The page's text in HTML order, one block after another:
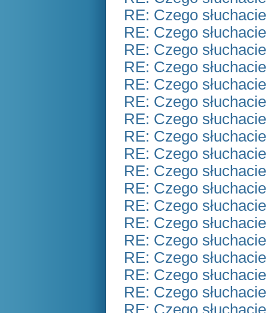
RE: Czego
RE: Czego
RE: Czego
RE: Czego
RE: Czego
RE: Czego
RE: Czego
RE: Czego
RE: Czego
RE: Czego
RE: Czego
RE: Czego
RE: Czego
RE: Czego
RE: Czego
RE: Czego
RE: Czego
RE: Czego